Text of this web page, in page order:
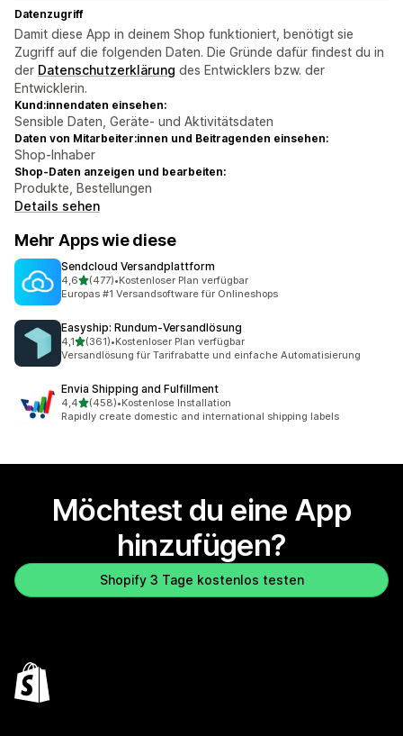
Datenzugriff
Damit diese App in deinem Shop funktioniert, benötigt sie
Zugriff auf die folgenden Daten. Die Gründe dafür findest du in
der Datenschutzerklärung des Entwicklers bzw. der
Entwicklerin.
Kund:innendaten einsehen:
Sensible Daten, Geräte- und Aktivitätsdaten
Daten von Mitarbeiter:innen und Beitragenden einsehen:
Shop-Inhaber
Shop-Daten anzeigen und bearbeiten:
Produkte, Bestellungen
Details sehen
Mehr Apps wie diese
Sendcloud Versandplattform
4,6von 5 Sternen
(477)
477 Rezensionen insgesamt
•Kostenloser Plan verfügbar
Europas #1 Versandsoftware für Onlineshops
Easyship: Rundum‑Versandlösung
4,1von 5 Sternen
(361)
361 Rezensionen insgesamt
•Kostenloser Plan verfügbar
Versandlösung für Tarifrabatte und einfache Automatisierung
Envia Shipping and Fulfillment
4,4von 5 Sternen
(458)
458 Rezensionen insgesamt
•Kostenlose Installation
Rapidly create domestic and international shipping labels
Möchtest du eine App
hinzufügen?
Shopify 3 Tage kostenlos testen